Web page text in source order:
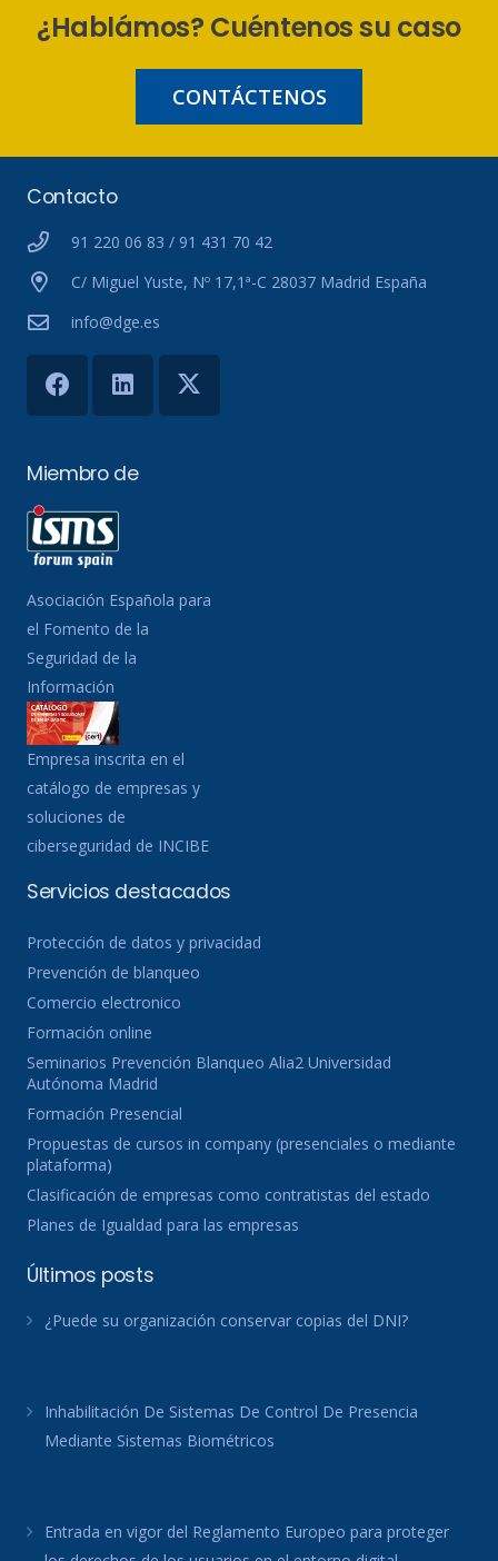
¿Hablámos? Cuéntenos su caso
CONTÁCTENOS
Contacto
91 220 06 83 / 91 431 70 42
C/ Miguel Yuste, Nº 17,1ª-C 28037 Madrid España
info@dge.es
Miembro de
Asociación Española para
el Fomento de la
Seguridad de la
Información
Empresa inscrita en el
catálogo de empresas y
soluciones de
ciberseguridad de INCIBE
Servicios destacados
Protección de datos y privacidad
Prevención de blanqueo
Comercio electronico
Formación online
Seminarios Prevención Blanqueo Alia2 Universidad
Autónoma Madrid
Formación Presencial
Propuestas de cursos in company (presenciales o mediante
plataforma)
Clasificación de empresas como contratistas del estado
Planes de Igualdad para las empresas
Últimos posts
¿Puede su organización conservar copias del DNI?
Inhabilitación De Sistemas De Control De Presencia
Mediante Sistemas Biométricos
Entrada en vigor del Reglamento Europeo para proteger